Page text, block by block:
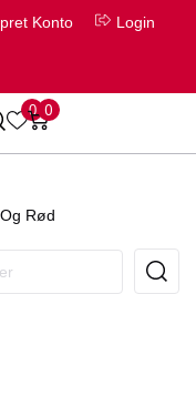
Konto Login
0 0
Rød